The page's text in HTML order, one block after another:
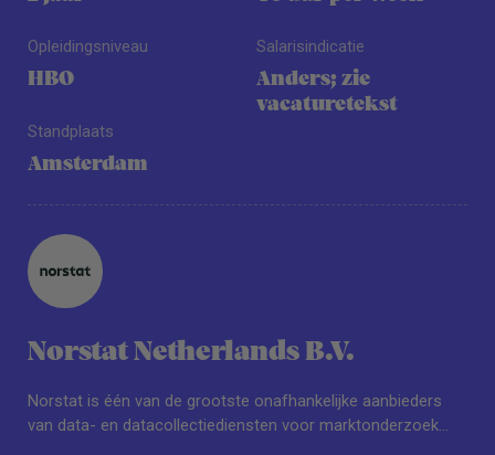
Opleidingsniveau
HBO
Standplaats
Amsterdam
Salarisindicatie
Anders; zie
vacaturetekst
Norstat Netherlands B.V.
Norstat is één van de grootste onafhankelijke aanbieders
van data- en datacollectiediensten voor marktonderzoek...